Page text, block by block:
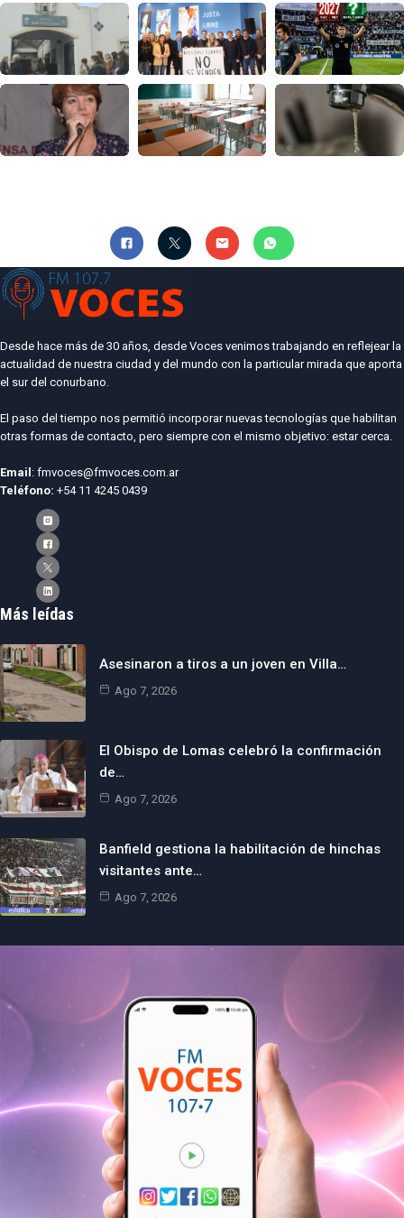
Desde hace más de 30 años, desde Voces venimos trabajando en reflejear la
actualidad de nuestra ciudad y del mundo con la particular mirada que aporta
el sur del conurbano.
El paso del tiempo nos permitió incorporar nuevas tecnologías que habilitan
otras formas de contacto, pero siempre con el mismo objetivo: estar cerca.
Email: fmvoces@fmvoces.com.ar
Teléfono: +54 11 4245 0439
Más leídas
Asesinaron a tiros a un joven en Villa…
Ago 7, 2026
El Obispo de Lomas celebró la confirmación
de…
Ago 7, 2026
Banfield gestiona la habilitación de hinchas
visitantes ante…
Ago 7, 2026